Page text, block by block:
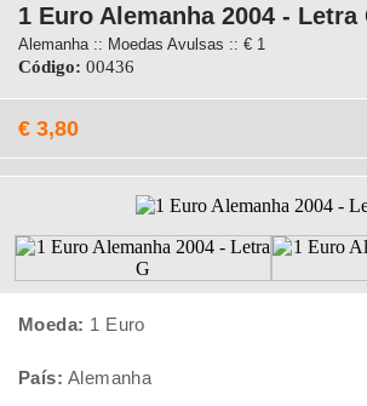
1 Euro Alemanha 2004 - Letra
Alemanha :: Moedas Avulsas :: € 1
Código: 00436
€ 3,80
Moeda: 1 Euro
País: Alemanha